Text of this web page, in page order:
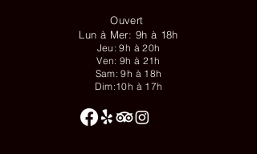
Ouvert
Lun à Mer: 9h à 18h
Jeu: 9h à 20h
Ven: 9h à 21h
Sam: 9h à 18h
Dim:10h à 17h